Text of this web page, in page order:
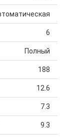
6
Полный
188
12.6
7.3
9.3